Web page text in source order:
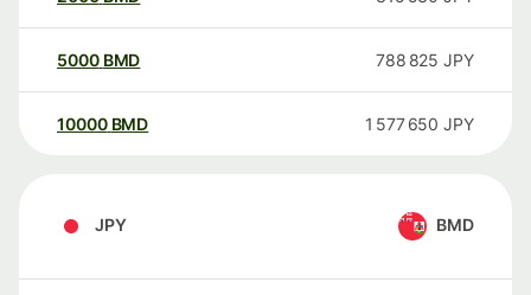
5000 BMD 788 825 JPY
10000 BMD 1 577 650 JPY
JPY BMD